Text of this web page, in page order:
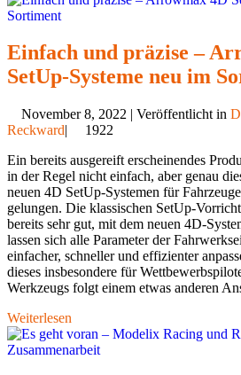
Einfach und präzise –
SetUp-Systeme neu im
November 8, 2022 | Veröffentlicht in
Reckward|
1922
Ein bereits ausgereift erscheinendes
in der Regel nicht einfach, aber genau
neuen 4D SetUp-Systemen für
gelungen. Die klassischen SetUp-
bereits sehr gut, mit dem neuen 4D-
lassen sich alle Parameter der
einfacher, schneller und effizienter
dieses insbesondere für
Werkzeugs folgt einem etwas anderen
Weiterlesen